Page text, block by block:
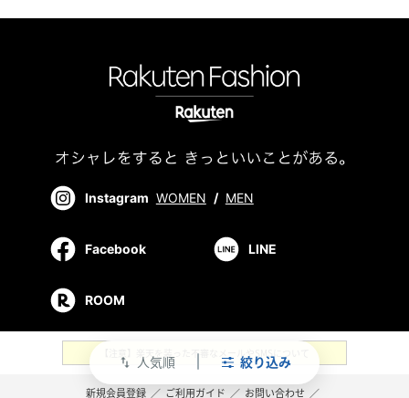
swap_vert 人気順 絞り込み
Instagram WOMEN / MEN
Facebook LINE
ROOM
【注意】楽天を装った不審なメールやSMSについて
新規会員登録 ／ ご利用ガイド ／ お問い合わせ ／